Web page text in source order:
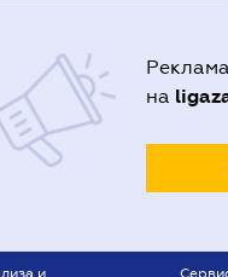
на